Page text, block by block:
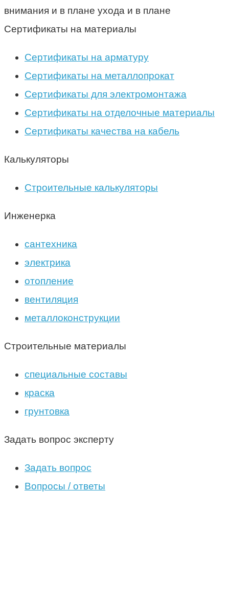
внимания и в плане ухода и в плане
Сертификаты на материалы
Сертификаты на арматуру
Сертификаты на металлопрокат
Сертификаты для электромонтажа
Сертификаты на отделочные материалы
Сертификаты качества на кабель
Калькуляторы
Строительные калькуляторы
Инженерка
сантехника
электрика
отопление
вентиляция
металлоконструкции
Строительные материалы
специальные составы
краска
грунтовка
Задать вопрос эксперту
Задать вопрос
Вопросы / ответы